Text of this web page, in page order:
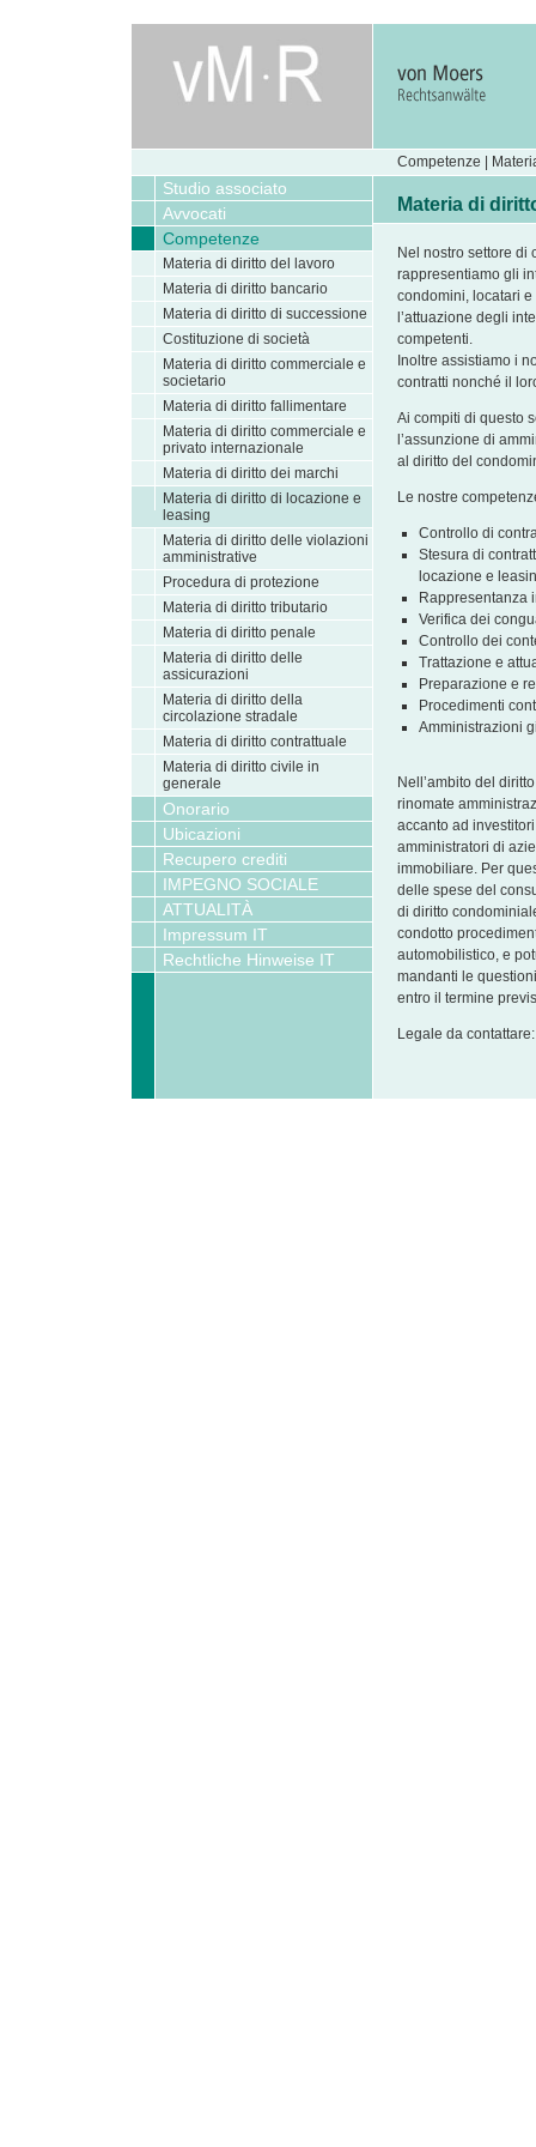
Competenze |
Studio associato
Avvocati
Competenze
Materia di diritto del lavoro
Materia di diritto bancario
Materia di diritto di successione
Costituzione di società
Materia di diritto commerciale e
societario
Materia di diritto fallimentare
Materia di diritto commerciale e
privato internazionale
Materia di diritto dei marchi
Materia di diritto di locazione e
leasing
Materia di diritto delle violazioni
amministrative
Procedura di protezione
Materia di diritto tributario
Materia di diritto penale
Materia di diritto delle
assicurazioni
Materia di diritto della
circolazione stradale
Materia di diritto contrattuale
Materia di diritto civile in
generale
Onorario
Ubicazioni
Recupero crediti
IMPEGNO SOCIALE
ATTUALITÀ
Impressum IT
Rechtliche Hinweise IT
Materia di
Nel nostro settore di
rappresentiamo gli
condomini, locatari
l’attuazione degli
competenti.
Inoltre assistiamo i
contratti nonché il
Ai compiti di questo
l’assunzione di
al diritto del
Le nostre
Controllo di
Stesura di
locazione e
Rappresentanza
Verifica dei
Controllo dei
Trattazione e
Preparazione e
Procedimenti
Amministrazioni
Nell’ambito del
rinomate
accanto ad
amministratori di
immobiliare. Per
delle spese del
di diritto
condotto
automobilistico, e
mandanti le
entro il termine
Legale da